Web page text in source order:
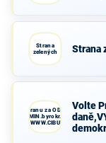
Strana
zelených
Strana
Blok-stranu za
demokr. WWW.CIBULKA.NET
Volte